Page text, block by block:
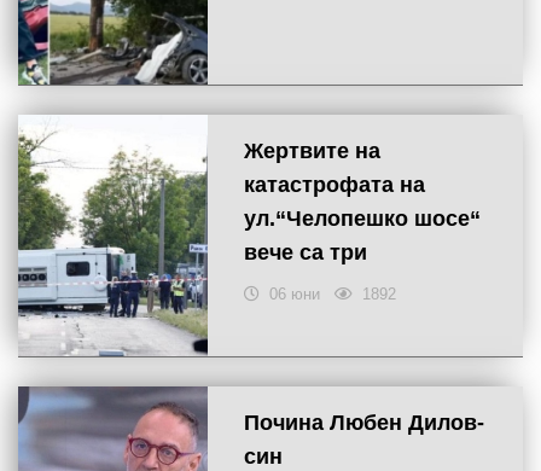
Жертвите на
катастрофата на
ул.“Челопешко шосе“
вече са три
06 юни 1892
Почина Любен Дилов-
син